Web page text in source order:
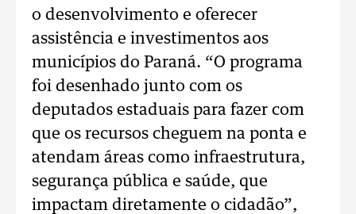
o desenvolvimento e oferecer
assistência e investimentos aos
municípios do Paraná. “O programa
foi desenhado junto com os
deputados estaduais para fazer com
que os recursos cheguem na ponta e
atendam áreas como infraestrutura,
segurança pública e saúde, que
impactam diretamente o cidadão”,